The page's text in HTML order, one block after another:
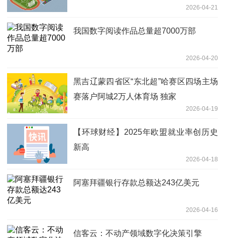
2026-04-21
我国数字阅读作品总量超7000万部
2026-04-20
黑吉辽蒙四省区“东北超”哈赛区四场主场
赛落户阿城2万人体育场 独家
2026-04-19
【环球财经】2025年欧盟就业率创历史
新高
2026-04-18
阿塞拜疆银行存款总额达243亿美元
2026-04-16
信客云：不动产领域数字化决策引擎